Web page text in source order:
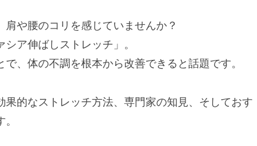
や腰のコリを感じていませんか？
ア伸ばしストレッチ」。
、体の不調を根本から改善できると話題です。
的なストレッチ方法、専門家の知見、そしておす